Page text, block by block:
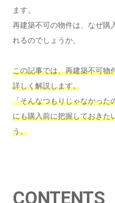
ます。
再建築不可の物件は、なぜ購
れるのでしょうか。
この記事では、再建築不可物
詳しく解説します。
「そんなつもりじゃなかった
にも購入前に把握しておきた
う。
CONTENTS